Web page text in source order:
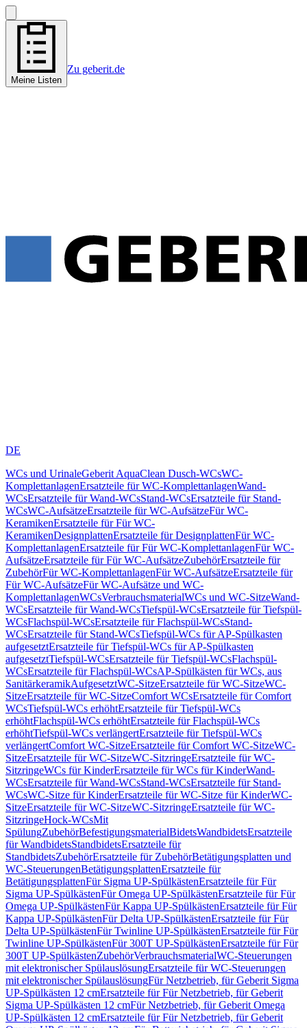
Meine Listen
Zu geberit.de
DE
WCs und UrinaleGeberit AquaClean Dusch-WCsWC-
KomplettanlagenErsatzteile für WC-KomplettanlagenWand-
WCsErsatzteile für Wand-WCsStand-WCsErsatzteile für Stand-
WCsWC-AufsätzeErsatzteile für WC-AufsätzeFür WC-
KeramikenErsatzteile für Für WC-
KeramikenDesignplattenErsatzteile für DesignplattenFür WC-
KomplettanlagenErsatzteile für Für WC-KomplettanlagenFür WC-
AufsätzeErsatzteile für Für WC-AufsätzeZubehörErsatzteile für
ZubehörFür WC-KomplettanlagenFür WC-AufsätzeErsatzteile für
Für WC-AufsätzeFür WC-Aufsätze und WC-
KomplettanlagenWCsVerbrauchsmaterialWCs und WC-SitzeWand-
WCsErsatzteile für Wand-WCsTiefspül-WCsErsatzteile für Tiefspül-
WCsFlachspül-WCsErsatzteile für Flachspül-WCsStand-
WCsErsatzteile für Stand-WCsTiefspül-WCs für AP-Spülkasten
aufgesetztErsatzteile für Tiefspül-WCs für AP-Spülkasten
aufgesetztTiefspül-WCsErsatzteile für Tiefspül-WCsFlachspül-
WCsErsatzteile für Flachspül-WCsAP-Spülkästen für WCs, aus
SanitärkeramikAufgesetztWC-SitzeErsatzteile für WC-SitzeWC-
SitzeErsatzteile für WC-SitzeComfort WCsErsatzteile für Comfort
WCsTiefspül-WCs erhöhtErsatzteile für Tiefspül-WCs
erhöhtFlachspül-WCs erhöhtErsatzteile für Flachspül-WCs
erhöhtTiefspül-WCs verlängertErsatzteile für Tiefspül-WCs
verlängertComfort WC-SitzeErsatzteile für Comfort WC-SitzeWC-
SitzeErsatzteile für WC-SitzeWC-SitzringeErsatzteile für WC-
SitzringeWCs für KinderErsatzteile für WCs für KinderWand-
WCsErsatzteile für Wand-WCsStand-WCsErsatzteile für Stand-
WCsWC-Sitze für KinderErsatzteile für WC-Sitze für KinderWC-
SitzeErsatzteile für WC-SitzeWC-SitzringeErsatzteile für WC-
SitzringeHock-WCsMit
SpülungZubehörBefestigungsmaterialBidetsWandbidetsErsatzteile
für WandbidetsStandbidetsErsatzteile für
StandbidetsZubehörErsatzteile für ZubehörBetätigungsplatten und
WC-SteuerungenBetätigungsplattenErsatzteile für
BetätigungsplattenFür Sigma UP-SpülkästenErsatzteile für Für
Sigma UP-SpülkästenFür Omega UP-SpülkästenErsatzteile für Für
Omega UP-SpülkästenFür Kappa UP-SpülkästenErsatzteile für Für
Kappa UP-SpülkästenFür Delta UP-SpülkästenErsatzteile für Für
Delta UP-SpülkästenFür Twinline UP-SpülkästenErsatzteile für Für
Twinline UP-SpülkästenFür 300T UP-SpülkästenErsatzteile für Für
300T UP-SpülkästenZubehörVerbrauchsmaterialWC-Steuerungen
mit elektronischer SpülauslösungErsatzteile für WC-Steuerungen
mit elektronischer SpülauslösungFür Netzbetrieb, für Geberit Sigma
UP-Spülkästen 12 cmErsatzteile für Für Netzbetrieb, für Geberit
Sigma UP-Spülkästen 12 cmFür Netzbetrieb, für Geberit Omega
UP-Spülkästen 12 cmErsatzteile für Für Netzbetrieb, für Geberit